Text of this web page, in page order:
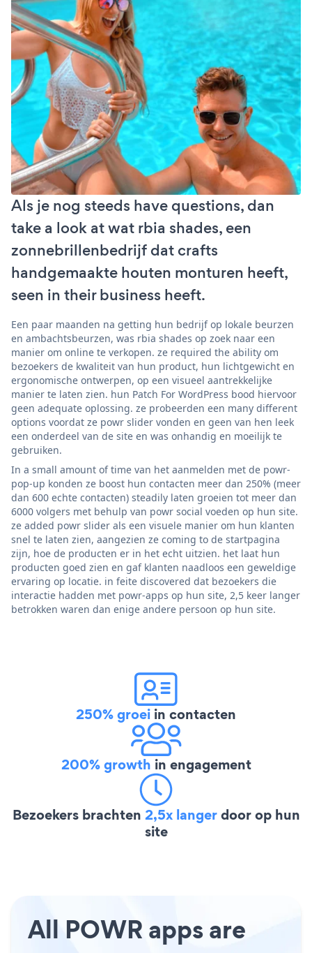
Als je nog steeds have questions, dan
take a look at wat rbia shades, een
zonnebrillenbedrijf dat crafts
handgemaakte houten monturen heeft,
seen in their business heeft.
Een paar maanden na getting hun bedrijf op lokale beurzen
en ambachtsbeurzen, was rbia shades op zoek naar een
manier om online te verkopen. ze required the ability om
bezoekers de kwaliteit van hun product, hun lichtgewicht en
ergonomische ontwerpen, op een visueel aantrekkelijke
manier te laten zien. hun Patch For WordPress bood hiervoor
geen adequate oplossing. ze probeerden een many different
options voordat ze powr slider vonden en geen van hen leek
een onderdeel van de site en was onhandig en moeilijk te
gebruiken.
In a small amount of time van het aanmelden met de powr-
pop-up konden ze boost hun contacten meer dan 250% (meer
dan 600 echte contacten) steadily laten groeien tot meer dan
6000 volgers met behulp van powr social voeden op hun site.
ze added powr slider als een visuele manier om hun klanten
snel te laten zien, aangezien ze coming to de startpagina
zijn, hoe de producten er in het echt uitzien. het laat hun
producten goed zien en gaf klanten naadloos een geweldige
ervaring op locatie. in feite discovered dat bezoekers die
interactie hadden met powr-apps op hun site, 2,5 keer langer
betrokken waren dan enige andere persoon op hun site.
250% groei in contacten
200% growth in engagement
Bezoekers brachten 2,5x langerdoor op hun
site
All POWR apps are